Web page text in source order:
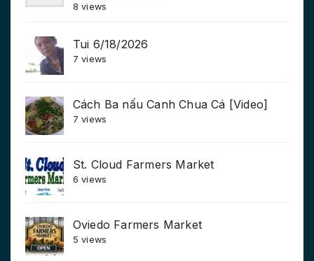
8 views
Tui 6/18/2026
7 views
Cách Ba nấu Canh Chua Cá [Video]
7 views
St. Cloud Farmers Market
6 views
Oviedo Farmers Market
5 views